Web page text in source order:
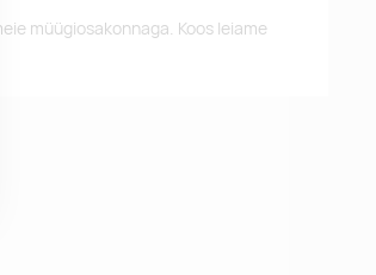
müügiosakonnaga. Koos leiame